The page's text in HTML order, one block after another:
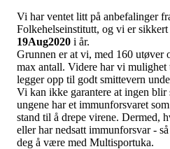
Vi har ventet litt på anbefalinger
Folkehelseinstitutt, og vi er sikkert
19Aug2020 i år.
Grunnen er at vi, med 160 utøver
max antall. Videre har vi mulighet
legger opp til godt smittevern
Vi kan ikke garantere at ingen
ungene har et immunforsvaret
stand til å drepe virene. Dermed,
eller har nedsatt immunforsvar -
deg å være med Multisportuka.